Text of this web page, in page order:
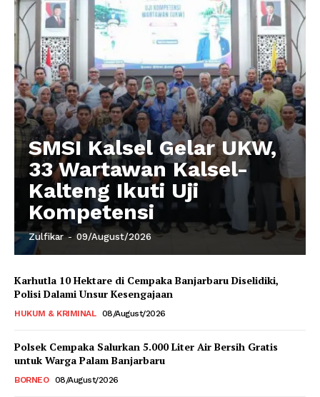
SMSI Kalsel Gelar UKW,
33 Wartawan Kalsel-
Kalteng Ikuti Uji
Kompetensi
Zulfikar - 09/August/2026
Karhutla 10 Hektare di Cempaka Banjarbaru Diselidiki,
Polisi Dalami Unsur Kesengajaan
HUKUM & KRIMINAL 08/August/2026
Polsek Cempaka Salurkan 5.000 Liter Air Bersih Gratis
untuk Warga Palam Banjarbaru
BORNEO 08/August/2026